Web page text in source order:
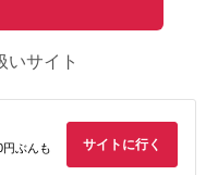
いサイト
ぶんも
サイトに行く